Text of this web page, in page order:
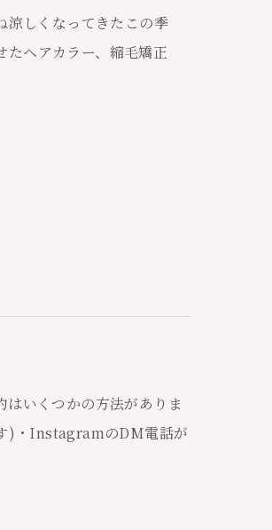
涼しくなってきたこの季
たヘアカラー、縮毛矯正
いくつかの方法がありま
)・InstagramのDM電話が